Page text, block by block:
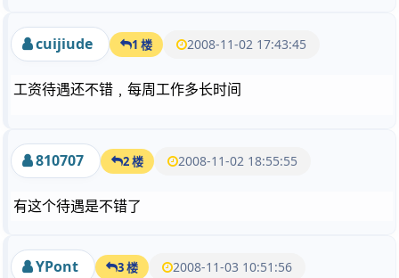
cuijiude 1 楼 2008-11-02 17:43:45
工资待遇还不错﹐每周工作多长时间
810707 2 楼 2008-11-02 18:55:55
有这个待遇是不错了
YPont 3 楼 2008-11-03 10:51:56